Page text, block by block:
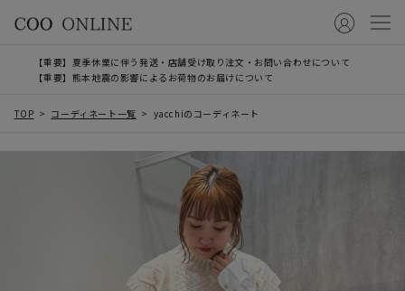
【重要】夏季休業に伴う発送・店舗受け取り注文・お問い合わせについて
【重要】熊本地震の影響によるお荷物のお届けについて
TOP コーディネート一覧 yacchiのコーディネート